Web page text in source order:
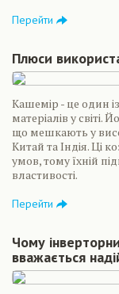
Перейти
Плюси
Кашемір - це один
матеріалів у світі.
що мешкають у
Китай та Індія. Ці
умов, тому їхній
властивості.
Перейти
Чому
вважається